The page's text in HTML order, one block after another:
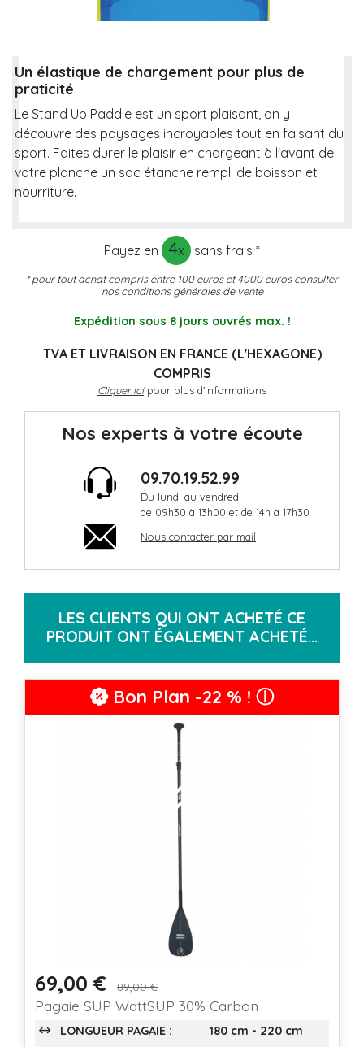
Un élastique de chargement pour plus de
praticité
Le Stand Up Paddle est un sport plaisant, on y
découvre des paysages incroyables tout en faisant du
sport. Faites durer le plaisir en chargeant à l'avant de
votre planche un sac étanche rempli de boisson et
nourriture.
Payez en 4x sans frais *
* pour tout achat compris entre 100 euros et 4000 eurosconsulter
nos conditions générales de vente
Expédition sous 8 jours ouvrés max. !
TVA ET LIVRAISON EN FRANCE (L'HEXAGONE)
COMPRIS
Cliquer icipour plus d'informations
Nos experts à votre écoute
09.70.19.52.99
Du lundi au vendredi
de 09h30 à 13h00 et de 14h à 17h30
Nous contacter par mail
LES CLIENTS QUI ONT ACHETÉ CE
PRODUIT ONT ÉGALEMENT ACHETÉ...
Bon Plan -22 % ! ⓘ
Prix
69,00 € Prix de base
89,00 €
Pagaie SUP WattSUP 30% Carbon
LONGUEUR PAGAIE : 180 cm - 220 cm